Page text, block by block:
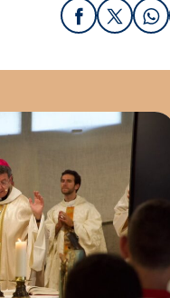
Facebook
X /